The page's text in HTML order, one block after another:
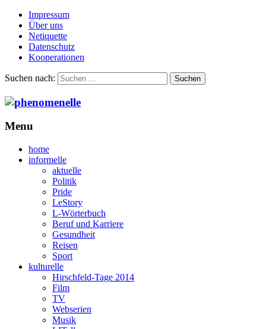
Impressum
Über uns
Netiquette
Datenschutz
Kooperationen
Suchen nach:
Menu
home
informelle
aktuelle
Politik
Pride
LeStory
L-Wörterbuch
Beruf und Karriere
Gesundheit
Reisen
Sport
kulturelle
Hirschfeld-Tage 2014
Film
TV
Webserien
Musik